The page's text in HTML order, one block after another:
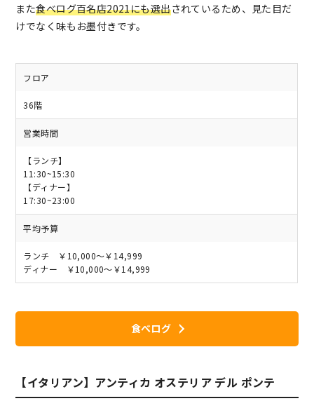
また食べログ百名店2021にも選出されているため、見た目だ
けでなく味もお墨付きです。
フロア
36階
営業時間
【ランチ】
11:30~15:30
【ディナー】
17:30~23:00
平均予算
ランチ ￥10,000～￥14,999
ディナー ￥10,000～￥14,999
食べログ
【イタリアン】アンティカ オステリア デル ポンテ